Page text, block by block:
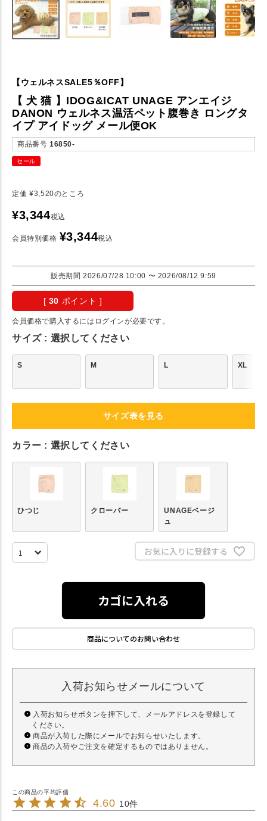
【ウェルネスSALE5％OFF】
【 犬 猫 】IDOG&ICAT UNAGE アンエイジ
DANON ウェルネス温活ペット腹巻き ロングタ
イプ アイドッグ メール便OK
商品番号 16850-
セール
定価 ¥3,520のところ
¥3,344税込
会員特別価格 ¥3,344税込
販売期間 2026/07/28 10:00 〜 2026/08/12 9:59
[ 30 ポイント ]
会員価格で購入するにはログインが必要です。
サイズ 選択してください
S M L XL
サイズ表を見る
カラー 選択してください
ひつじ クローバー
UNAGEベージ
ュ
お気に入りに登録する
カゴに入れる
商品についてのお問い合わせ
入荷お知らせメールについて
入荷お知らせボタンを押下して、メールアドレスを登録して
ください。
商品が入荷した際にメールでお知らせいたします。
商品の入荷やご注文を確定するものではありません。
4.60 10